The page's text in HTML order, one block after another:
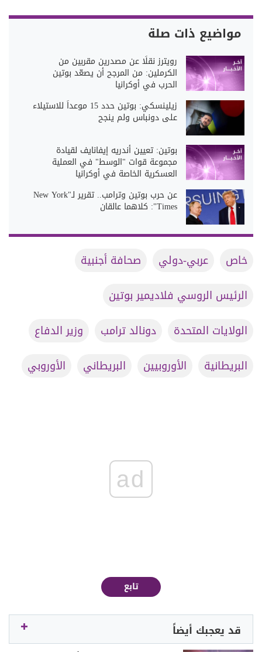
مواضيع ذات صلة
رويترز نقلًا عن مصدرين مقربين من
الكرملين: من المرجح أن يصعّد بوتين
الحرب في أوكرانيا
زيلينسكي: بوتين حدد 15 موعداً للاستيلاء
على دونباس ولم ينجح
بوتين: تعيين أندريه إيفانايف لقيادة
مجموعة قوات "الوسط" في العملية
العسكرية الخاصة في أوكرانيا
عن حرب بوتين وترامب.. تقرير لـ"New York
Times": كلاهما عالقان
خاص عربي-دولي
صحافة أجنبية
الرئيس الروسي فلاديمير بوتين
الولايات المتحدة
دونالد ترامب
وزير الدفاع
البريطانية
الأوروبيين البريطاني الأوروبي
ad
تابع
قد يعجبك أيضاً